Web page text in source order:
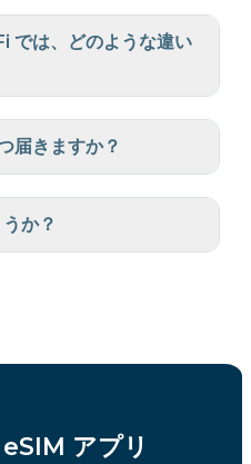
では、どのような違い
届きますか？
か？
アプリ